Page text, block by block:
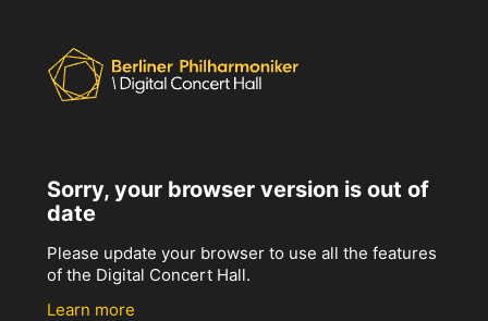
Sorry, your browser version is out of
date
Please update your browser to use all the features
of the Digital Concert Hall.
Learn more